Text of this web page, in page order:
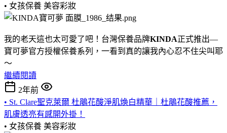
• 女孩保養 美容彩妝
我的老天這也太可愛了吧！台灣保養品牌KINDA正式推出—
寶可夢官方授權保養系列，一看到真的讓我內心忍不住尖叫耶
～
繼續閱讀
2年前
• St. Clare聖克萊爾 杜鵑花酸淨肌煥白精華｜杜鵑花酸推薦，
肌膚透亮有感開外掛！
• 女孩保養 美容彩妝